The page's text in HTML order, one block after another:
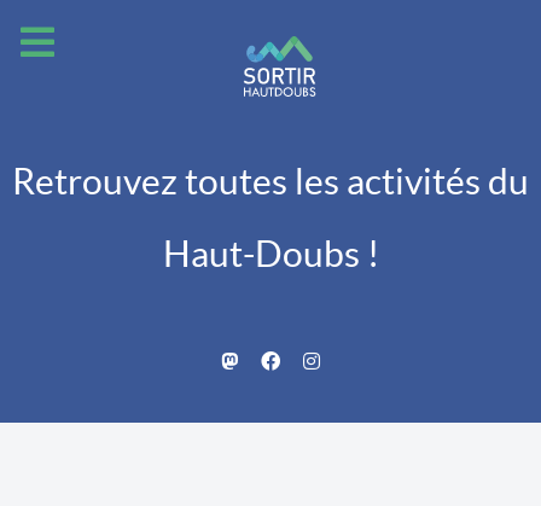
Retrouvez toutes les activités du
Haut-Doubs !